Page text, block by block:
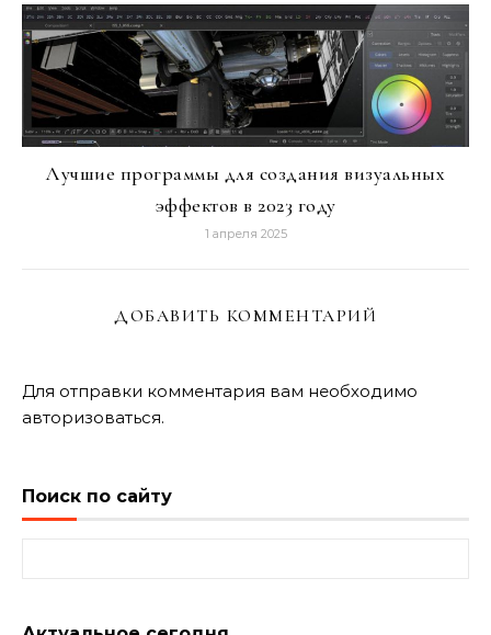
Лучшие программы для создания визуальных
эффектов в 2023 году
1 апреля 2025
ДОБАВИТЬ КОММЕНТАРИЙ
Для отправки комментария вам необходимо
авторизоваться.
Поиск по сайту